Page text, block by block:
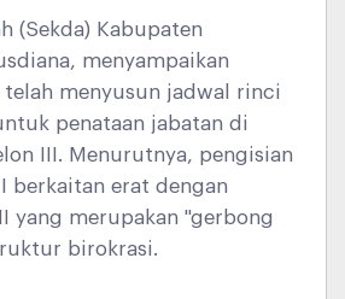
(Sekda) Kabupaten
menyampaikan
telah menyusun jadwal rinci
penataan jabatan di
III. Menurutnya, pengisian
berkaitan erat dengan
yang merupakan "gerbong
birokrasi.